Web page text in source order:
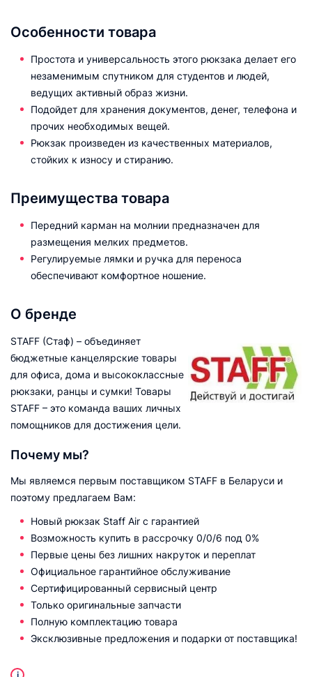
Особенности товара
Простота и универсальность этого рюкзака делает его
незаменимым спутником для студентов и людей,
ведущих активный образ жизни.
Подойдет для хранения документов, денег, телефона и
прочих необходимых вещей.
Рюкзак произведен из качественных материалов,
стойких к износу и стиранию.
Преимущества товара
Передний карман на молнии предназначен для
размещения мелких предметов.
Регулируемые лямки и ручка для переноса
обеспечивают комфортное ношение.
О бренде
STAFF (Стаф) – объединяет
бюджетные канцелярские товары
для офиса, дома и высококлассные
рюкзаки, ранцы и сумки! Товары
STAFF – это команда ваших личных
помощников для достижения цели.
Почему мы?
Мы являемся первым поставщиком STAFF в Беларуси и
поэтому предлагаем Вам:
Новый рюкзак Staff Air с гарантией
Возможность купить в рассрочку 0/0/6 под 0%
Первые цены без лишних накруток и переплат
Официальное гарантийное обслуживание
Сертифицированный сервисный центр
Только оригинальные запчасти
Полную комплектацию товара
Эксклюзивные предложения и подарки от поставщика!